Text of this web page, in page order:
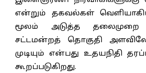
என்றும் தகவல்கள்
மூலம் அடுத்த
சட்டமன்றத் தொகுதி
முடியும் என்பது உதயநிதி
கூறப்படுகிறது.